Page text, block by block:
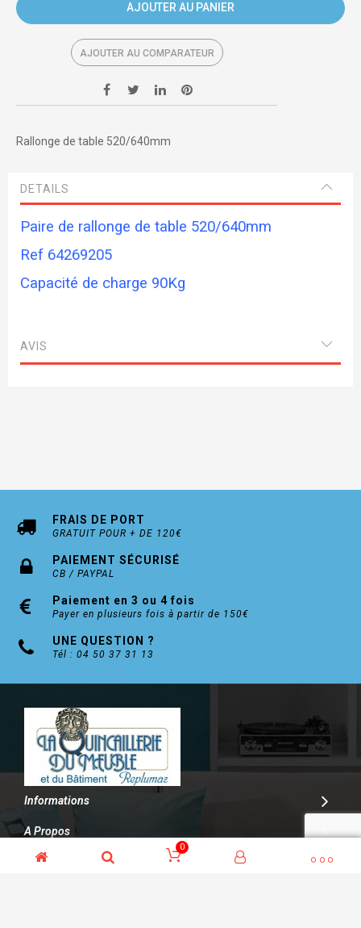
AJOUTER AU PANIER
AJOUTER AU COMPARATEUR
Rallonge de table 520/640mm
DETAILS
Paire de rallonge de table 520/640mm
Ref 64269205
Capacité de charge 90Kg
AVIS
FRAIS DE PORT
GRATUIT POUR + DE 120€
PAIEMENT SÉCURISÉ
CB / PAYPAL
Paiement en 3 ou 4 fois
Payer en plusieurs fois à partir de 150€
UNE QUESTION ?
Tél : 04 50 37 31 13
Informations
A Propos
Contact
0